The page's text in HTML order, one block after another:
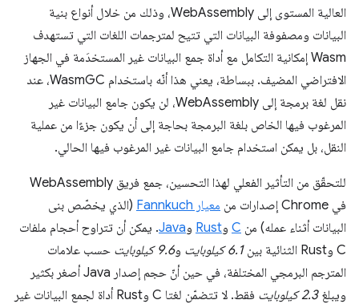
العالية المستوى إلى WebAssembly، وذلك من خلال أنواع بنية
البيانات ومصفوفة البيانات التي تتيح لمترجمات اللغات التي تستهدف
Wasm إمكانية التكامل مع أداة جمع البيانات غير المستخدَمة في الجهاز
الافتراضي المضيف. ببساطة، يعني هذا أنّه باستخدام WasmGC، عند
نقل لغة برمجة إلى WebAssembly، لن يكون جامع البيانات غير
المرغوب فيها الخاص بلغة البرمجة بحاجة إلى أن يكون جزءًا من عملية
النقل، بل يمكن استخدام جامع البيانات غير المرغوب فيها الحالي.
للتحقّق من التأثير الفعلي لهذا التحسين، جمع فريق WebAssembly
في Chrome إصدارات من
معيار Fannkuch
(الذي يخصّص بنى
البيانات أثناء عمله) من C وRust وJava. يمكن أن تتراوح أحجام ملفات
C وRust الثنائية بين
6.1 كيلوبايت و9.6 كيلوبايت
حسب علامات
المترجم البرمجي المختلفة، في حين أنّ حجم إصدار Java أصغر بكثير
ويبلغ2.3 كيلوبايت
فقط. لا تتضمّن لغتا C وRust أداة لجمع البيانات غير